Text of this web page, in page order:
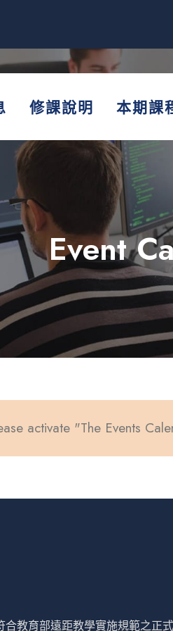
修課說明 本期課
Event
activate "The Events
教育部遠距教學實施規範之正